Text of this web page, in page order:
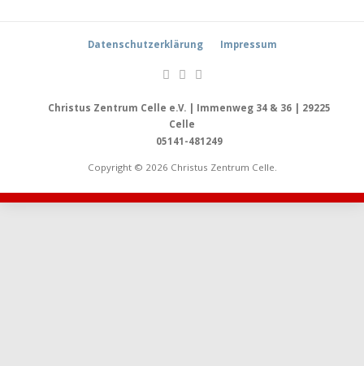
Datenschutzerklärung Impressum
Christus Zentrum Celle e.V. | Immenweg 34 & 36 | 29225
Celle
05141-481249
Copyright © 2026 Christus Zentrum Celle.